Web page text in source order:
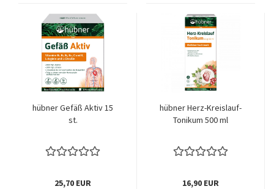
hübner Gefäß Aktiv 15
st.
25,70 EUR
hübner Herz-Kreislauf-
Tonikum 500 ml
16,90 EUR